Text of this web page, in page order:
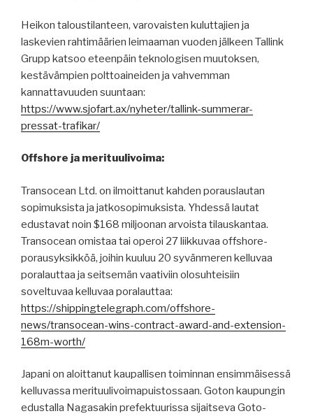
Heikon taloustilanteen, varovaisten kuluttajien ja
laskevien rahtimäärien leimaaman vuoden jälkeen Tallink
Grupp katsoo eteenpäin teknologisen muutoksen,
kestävämpien polttoaineiden ja vahvemman
kannattavuuden suuntaan:
https://www.sjofart.ax/nyheter/tallink-summerar-
pressat-trafikar/
Offshore ja merituulivoima:
Transocean Ltd. on ilmoittanut kahden porauslautan
sopimuksista ja jatkosopimuksista. Yhdessä lautat
edustavat noin $168 miljoonan arvoista tilauskantaa.
Transocean omistaa tai operoi 27 liikkuvaa offshore-
porausyksikköä, joihin kuuluu 20 syvänmeren kelluvaa
poralauttaa ja seitsemän vaativiin olosuhteisiin
soveltuvaa kelluvaa poralauttaa:
https://shippingtelegraph.com/offshore-
news/transocean-wins-contract-award-and-extension-
168m-worth/
Japani on aloittanut kaupallisen toiminnan ensimmäisessä
kelluvassa merituulivoimapuistossaan. Goton kaupungin
edustalla Nagasakin prefektuurissa sijaitseva Goto-